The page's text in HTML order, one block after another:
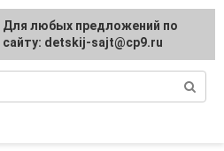
и родителей
Для любых предложений по
сайту: detskij-sajt@cp9.ru